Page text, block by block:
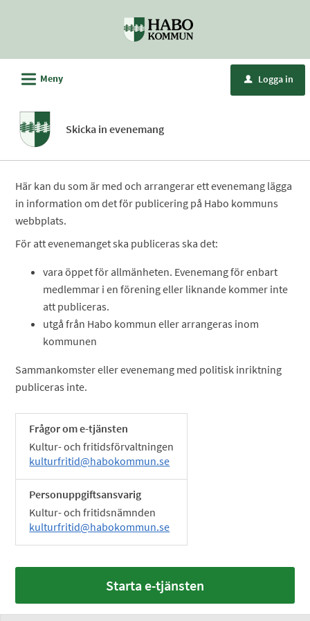
kommun
L Meny u Logga in
Skicka in evenemang
Här kan du som är med och arrangerar ett evenemang lägga
in information om det för publicering på Habo kommuns
webbplats.
För att evenemanget ska publiceras ska det:
vara öppet för allmänheten. Evenemang för enbart
medlemmar i en förening eller liknande kommer inte
att publiceras.
utgå från Habo kommun eller arrangeras inom
kommunen
Sammankomster eller evenemang med politisk inriktning
publiceras inte.
Frågor om e-tjänsten
Kultur- och fritidsförvaltningen
kulturfritid@habokommun.se
Personuppgiftsansvarig
Kultur- och fritidsnämnden
kulturfritid@habokommun.se
Starta e-tjänsten